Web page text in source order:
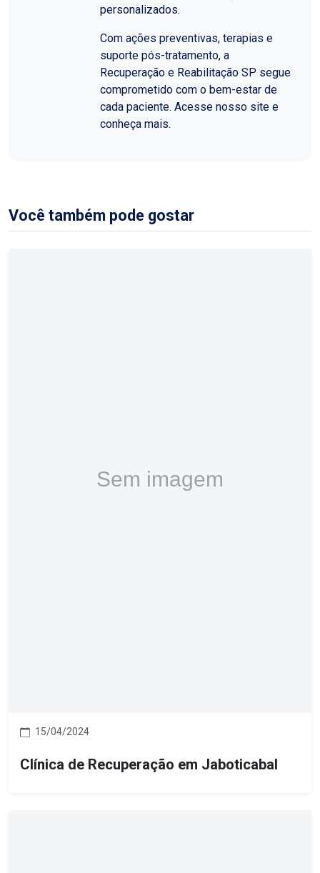
personalizados.
Com ações preventivas, terapias e
suporte pós-tratamento, a
Recuperação e Reabilitação SP segue
comprometido com o bem-estar de
cada paciente. Acesse nosso site e
conheça mais.
Você também pode gostar
15/04/2024
Clínica de Recuperação em Jaboticabal